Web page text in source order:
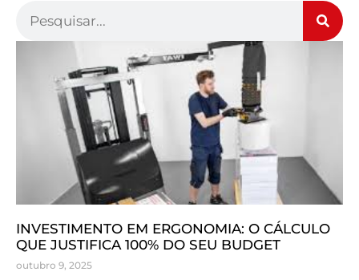
INVESTIMENTO EM ERGONOMIA: O CÁLCULO
QUE JUSTIFICA 100% DO SEU BUDGET
outubro 9, 2025